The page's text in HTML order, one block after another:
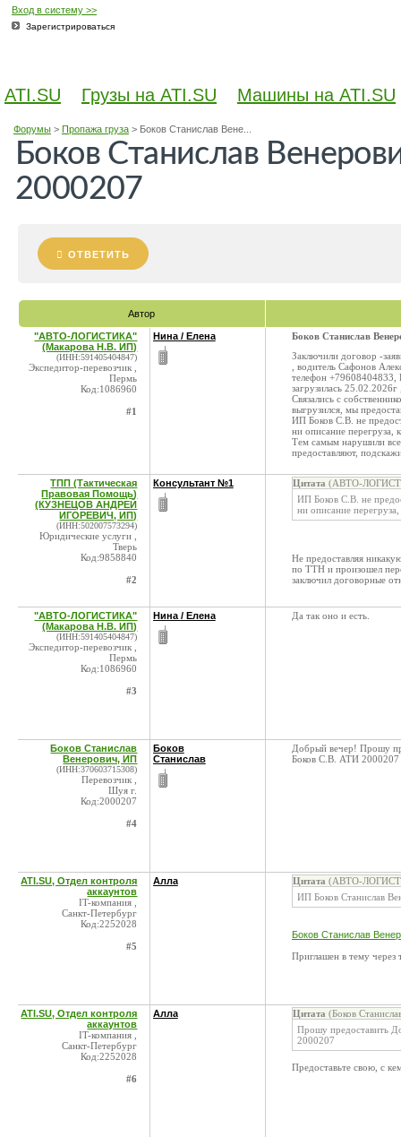
Вход в систему >>
Зарегистрироваться
ATI.SU Грузы на ATI.SU Машины на ATI.SU
Форумы> Пропажа груза> Боков Станислав Вене...
Боков Станислав
2000207
ОТВЕТИТЬ
Автор
"АВТО-ЛОГИСТИКА"
(Макарова Н.В. ИП)
(ИНН:591405404847)
Экспедитор-перевозчик ,
Пермь
Код:1086960
#1
Нина / Елена
Боков Станислав
Заключили договор -
, водитель Сафонов
телефон
загрузилась
Связались с
выгрузился, мы
ИП Боков С.В. не
ни описание перегруза,
Тем самым нарушили
предоставляют,
ТПП (Тактическая
Правовая Помощь)
(КУЗНЕЦОВ АНДРЕЙ
ИГОРЕВИЧ, ИП)
(ИНН:502007573294)
Юридические услуги ,
Тверь
Код:9858840
#2
Консультант №1 Цитата (АВТО-
ИП Боков С.В. не
ни описание
Не предоставляя
по ТТН и произошел
заключил договорные
"АВТО-ЛОГИСТИКА"
(Макарова Н.В. ИП)
(ИНН:591405404847)
Экспедитор-перевозчик ,
Пермь
Код:1086960
#3
Нина / Елена Да так оно и есть.
Боков Станислав
Венерович, ИП
(ИНН:370603715308)
Перевозчик ,
Шуя г.
Код:2000207
#4
Боков
Станислав
Добрый вечер! Прошу
Боков С.В. АТИ 2000207
ATI.SU, Отдел контроля
аккаунтов
IT-компания ,
Санкт-Петербург
Код:2252028
#5
Алла Цитата (АВТО-
ИП Боков Станислав
Боков Станислав
Приглашен в тему через
ATI.SU, Отдел контроля
аккаунтов
IT-компания ,
Санкт-Петербург
Код:2252028
#6
Алла Цитата (Боков
Прошу предоставить
2000207
Предоставьте свою, с